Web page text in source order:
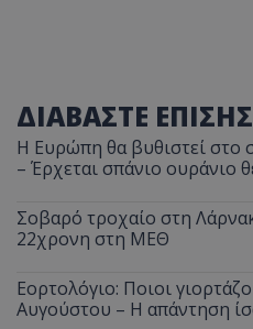
ΔΙΑΒΑΣΤΕ ΕΠΙΣΗΣ
Η Ευρώπη θα βυθιστεί στο
– Έρχεται σπάνιο ουράνιο
Σοβαρό τροχαίο στη
22χρονη στη ΜΕΘ
Εορτολόγιο: Ποιοι
Αυγούστου – Η απάντηση